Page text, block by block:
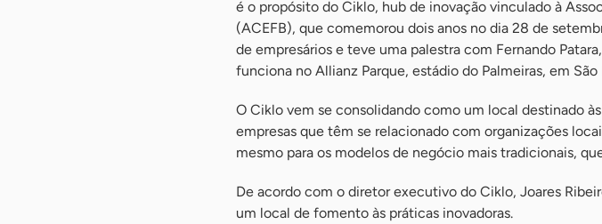
é o propósito do Ciklo, hub de inovação vinculado à
(ACEFB), que comemorou dois anos no dia 28 de
de empresários e teve uma palestra com Fernando
funciona no Allianz Parque, estádio do Palmeiras, em São
O Ciklo vem se consolidando como um local destinado
empresas que têm se relacionado com organizações
mesmo para os modelos de negócio mais tradicionais,
De acordo com o diretor executivo do Ciklo, Joares
um local de fomento às práticas inovadoras.